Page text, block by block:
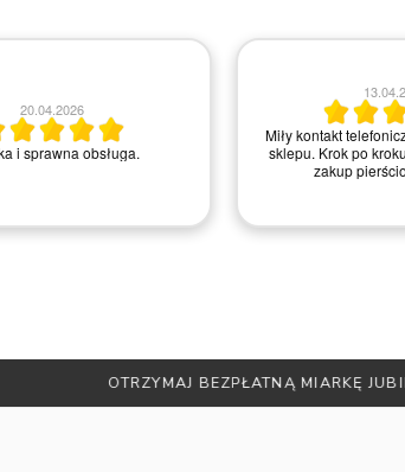
20.04.2026
i sprawna obsługa.
Miły kontakt
sklepu. Krok po
zakup
MIARKĘ JUBILERSKĄ ORAZ DO 30% ZNIŻKI